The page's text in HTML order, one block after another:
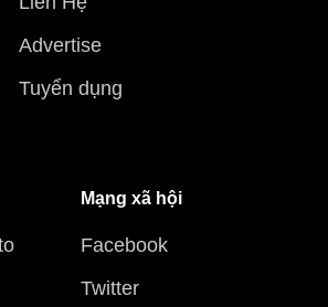
Advertise
Tuyển dụng
Mạng xã hội
Facebook
Twitter